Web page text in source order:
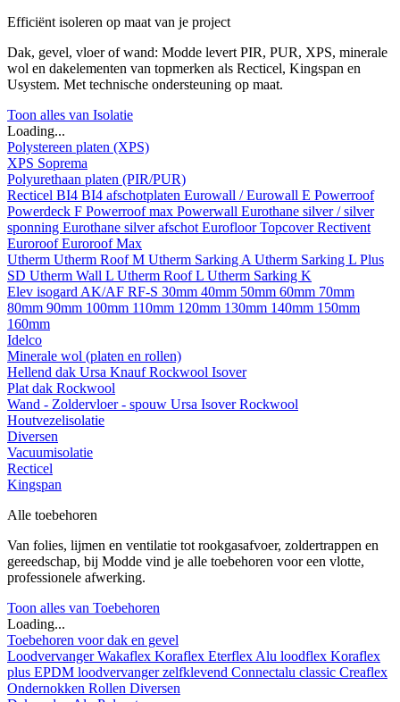
Efficiënt isoleren op maat van je project
Dak, gevel, vloer of wand: Modde levert PIR, PUR, XPS, minerale
wol en dakelementen van topmerken als Recticel, Kingspan en
Usystem. Met technische ondersteuning op maat.
Toon alles van Isolatie
Loading...
Polystereen platen (XPS)
XPS Soprema
Polyurethaan platen (PIR/PUR)
Recticel BI4 BI4 afschotplaten Eurowall / Eurowall E Powerroof
Powerdeck F Powerroof max Powerwall Eurothane silver / silver
sponning Eurothane silver afschot EurofloorTopcoverRectivent
EuroroofEuroroof Max
Utherm Utherm Roof M Utherm Sarking A Utherm Sarking L Plus
SD Utherm Wall L Utherm Roof L Utherm Sarking K
Elev isogard AK/AF RF-S 30mm 40mm 50mm 60mm 70mm
80mm 90mm 100mm 110mm 120mm 130mm 140mm 150mm
160mm
Idelco
Minerale wol (platen en rollen)
Hellend dak Ursa KnaufRockwool Isover
Plat dak Rockwool
Wand - Zoldervloer - spouw Ursa IsoverRockwool
Houtvezelisolatie
Diversen
Vacuumisolatie
Recticel
Kingspan
Alle toebehoren
Van folies, lijmen en ventilatie tot rookgasafvoer, zoldertrappen en
gereedschap, bij Modde vind je alle toebehoren voor een vlotte,
professionele afwerking.
Toon alles van Toebehoren
Loading...
Toebehoren voor dak en gevel
LoodvervangerWakaflex Koraflex Eterflex Alu loodflex Koraflex
plus EPDM loodvervanger zelfklevend Connectalu classic Creaflex
Ondernokken Rollen Diversen